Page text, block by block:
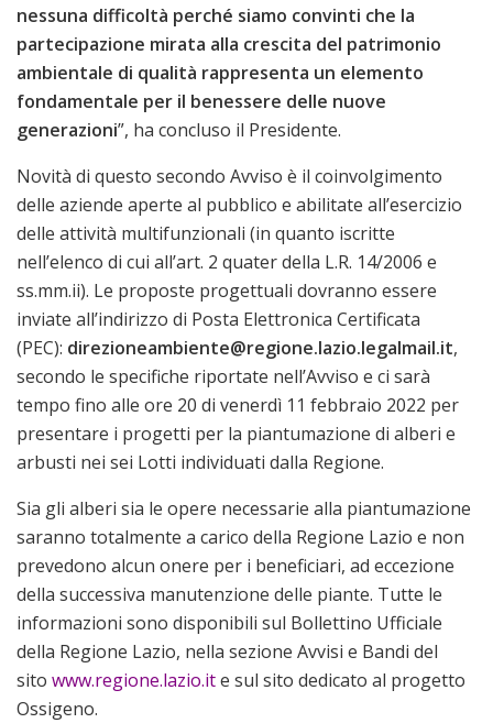
nessuna difficoltà perché siamo convinti che la
partecipazione mirata alla crescita del patrimonio
ambientale di qualità rappresenta un elemento
fondamentale per il benessere delle nuove
generazioni”, ha concluso il Presidente.
Novità di questo secondo Avviso è il coinvolgimento
delle aziende aperte al pubblico e abilitate all’esercizio
delle attività multifunzionali (in quanto iscritte
nell’elenco di cui all’art. 2 quater della L.R. 14/2006 e
ss.mm.ii). Le proposte progettuali dovranno essere
inviate all’indirizzo di Posta Elettronica Certificata
(PEC): direzioneambiente@regione.lazio.legalmail.it,
secondo le specifiche riportate nell’Avviso e ci sarà
tempo fino alle ore 20 di venerdì 11 febbraio 2022 per
presentare i progetti per la piantumazione di alberi e
arbusti nei sei Lotti individuati dalla Regione.
Sia gli alberi sia le opere necessarie alla piantumazione
saranno totalmente a carico della Regione Lazio e non
prevedono alcun onere per i beneficiari, ad eccezione
della successiva manutenzione delle piante. Tutte le
informazioni sono disponibili sul Bollettino Ufficiale
della Regione Lazio, nella sezione Avvisi e Bandi del
sito www.regione.lazio.ite sul sito dedicato al progetto
Ossigeno.